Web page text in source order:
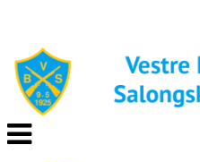
Veksle
navigasjon